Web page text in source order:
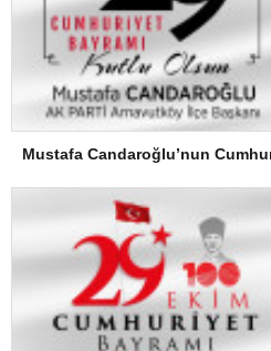
Mustafa Candaroğlu’nun